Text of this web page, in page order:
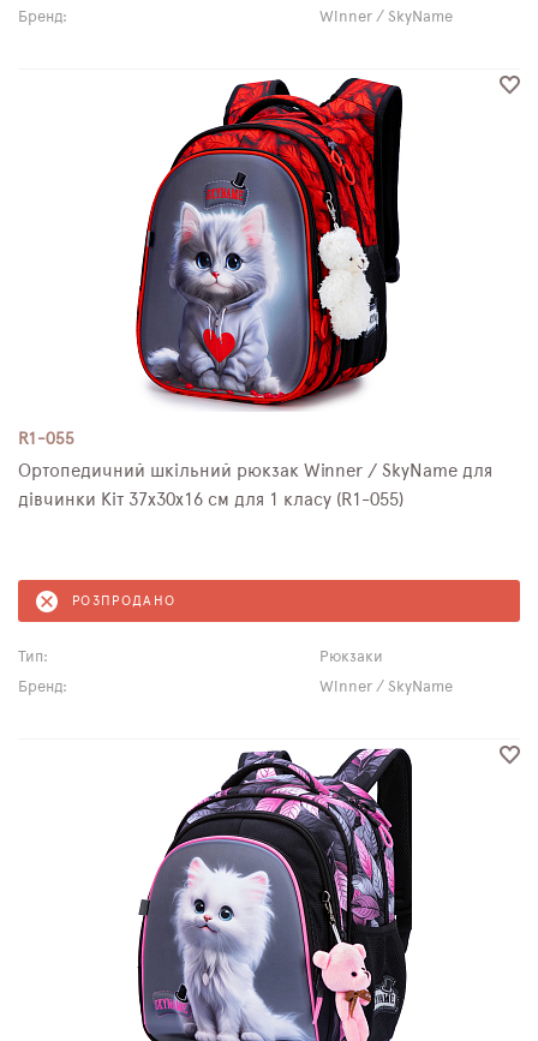
Бренд:
Winner / SkyName
R1-055
Ортопедичний шкільний рюкзак Winner / SkyName для
дівчинки Кіт 37х30х16 см для 1 класу (R1-055)
РОЗПРОДАНО
Тип:
Рюкзаки
Бренд:
Winner / SkyName